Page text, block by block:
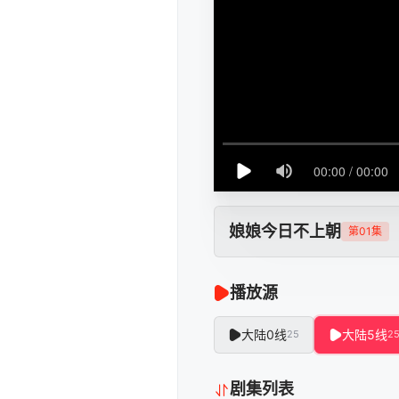
娘娘今日不上朝 第01集
播放源
大陆0线25 大陆5线25
剧集列表